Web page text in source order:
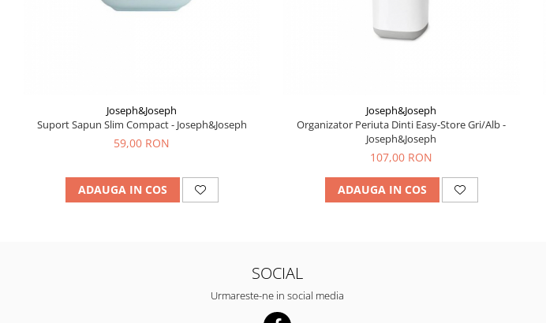
Joseph&Joseph
Suport Sapun Slim Compact - Joseph&Joseph
59,00 RON
ADAUGA IN COS
Joseph&Joseph
Organizator Periuta Dinti Easy-Store Gri/Alb -
Joseph&Joseph
107,00 RON
ADAUGA IN COS
SOCIAL
Urmareste-ne in social media